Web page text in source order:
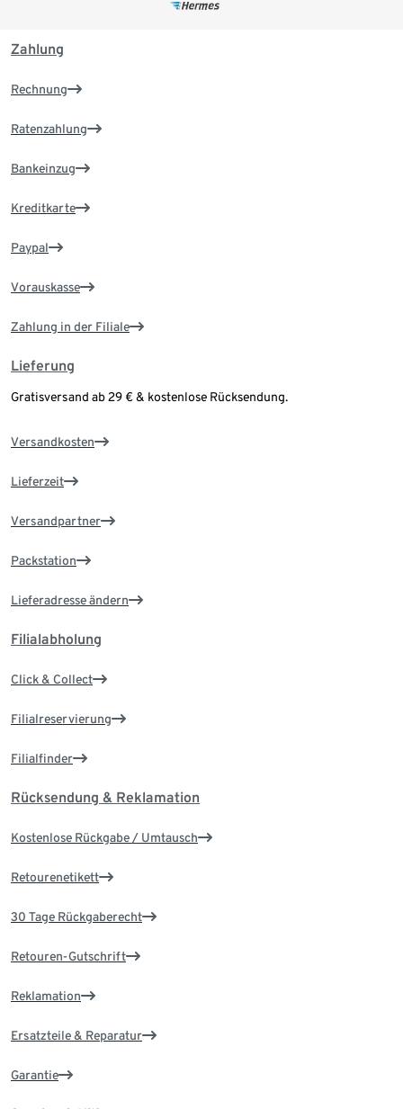
Zahlung
Rechnung
Ratenzahlung
Bankeinzug
Kreditkarte
Paypal
Vorauskasse
Zahlung in der Filiale
Lieferung
Gratisversand ab 29 € & kostenlose Rücksendung.
Versandkosten
Lieferzeit
Versandpartner
Packstation
Lieferadresse ändern
Filialabholung
Click & Collect
Filialreservierung
Filialfinder
Rücksendung & Reklamation
Kostenlose Rückgabe / Umtausch
Retourenetikett
30 Tage Rückgaberecht
Retouren-Gutschrift
Reklamation
Ersatzteile & Reparatur
Garantie